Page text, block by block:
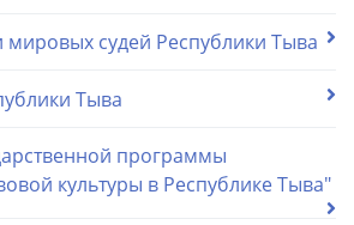
мировых судей Республики Тыва
Тыва
программы
культуры в Республике Тыва"